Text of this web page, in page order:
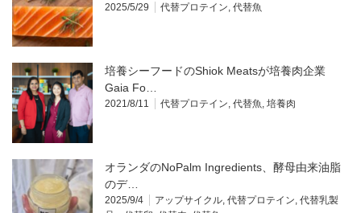
2025/5/29 代替プロテイン, 代替魚
培養シーフードのShiok Meatsが培養肉企業
Gaia Fo…
2021/8/11 代替プロテイン, 代替魚, 培養肉
オランダのNoPalm Ingredients、酵母由来油脂
のデ…
2025/9/4 アップサイクル, 代替プロテイン, 代替乳製